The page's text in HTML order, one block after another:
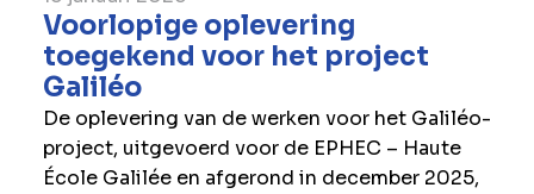
Voorlopige oplevering
toegekend voor het project
Galiléo
De oplevering van de werken voor het Galiléo-
project, uitgevoerd voor de EPHEC – Haute
École Galilée en afgerond in december 2025,